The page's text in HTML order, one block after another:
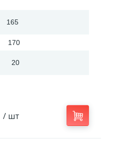
165
170
20
/ шт